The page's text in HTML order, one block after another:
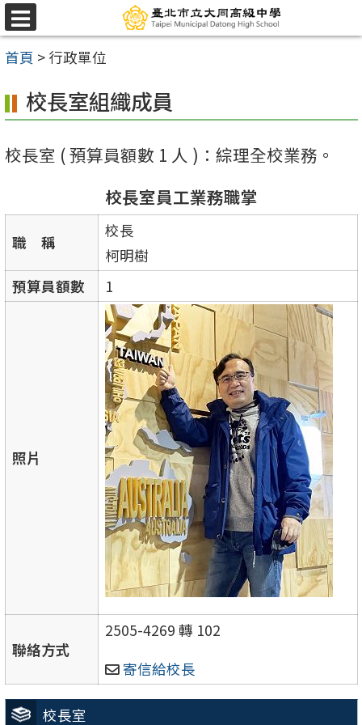
跳
至
主
內
區
選
單
首頁 > 行政單位
校長室
校長室組織成員
校長室 ( 預算員額數 1 人 )：綜理全校業務。
校長室員工業務職掌
職 稱
校長
柯明樹
預算員額數
1
照片
聯絡方式
2505-4269 轉 102
寄信給校長